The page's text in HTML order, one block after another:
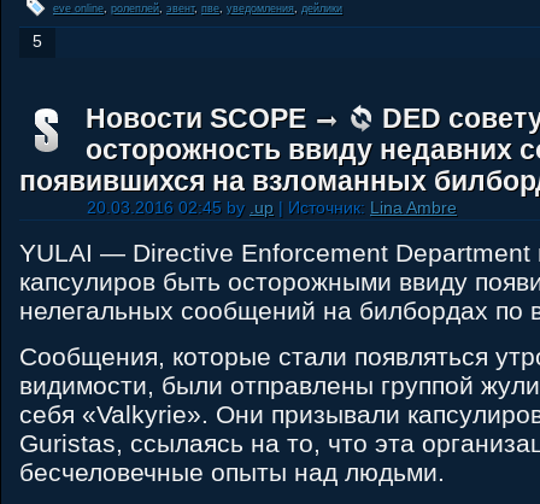
eve online, ролеплей эвент, пве, уведомления дейлики
5
Новости SCOPE
DED
осторожность ввиду недавних
появившихся на взломанных
20.03.2016 02:45 by .up | Источник: Lina Ambre
YULAI — Directive Enforcement Department
капсулиров быть осторожными ввиду
нелегальных сообщений на билбордах по
Сообщения, которые стали появляться
видимости, были отправлены группой
себя «Valkyrie». Они призывали
Guristas, ссылаясь на то, что эта
бесчеловечные опыты над людьми.